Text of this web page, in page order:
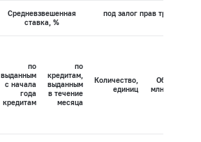
Средневзвешенная
ставка, %
под залог прав
по
выданным
с начала
года
кредитам
по
кредитам,
выданным
в течение
месяца
Количество,
единиц
Объем,
млн.руб.